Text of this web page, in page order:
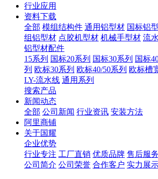
行业应用
资料下载
全部 模组结构件 通用铝型材 国标铝
组铝型材 点胶机型材 机械手型材 流
铝型材配件
15系列 国标20系列 国标30系列 国标
列 欧标30系列 欧标40/50系列 欧标槽
LY-流水线 通用系列
搜索产品
新闻动态
全部 公司新闻 行业资讯 安装方法
阿里商铺
关于国耀
企业优势
行业专注 工厂直销 优质品牌 售后服务
公司简介 公司荣誉 合作客户 实力展